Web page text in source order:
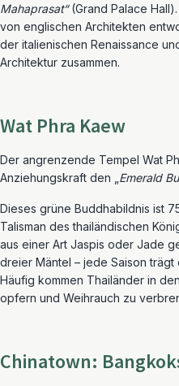
Mahaprasat“(Grand Palace
von englischen Architekten
der italienischen Renaissance
Architektur zusammen.
Wat Phra Kaew
Der angrenzende Tempel Wat
Anziehungskraft den „ Emerald
Dieses grüne Buddhabildnis ist
Talisman des thailändischen
aus einer Art Jaspis oder Jade
dreier Mäntel – jede Saison
Häufig kommen Thailänder in
opfern und Weihrauch zu
Chinatown: